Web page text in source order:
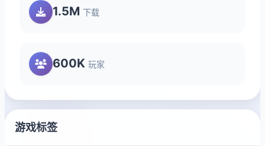
1.5M 下载
600K 玩家
游戏标签